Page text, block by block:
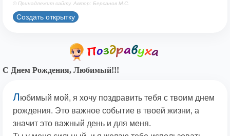
© Принадлежит сайту. Автор: Берсанов М.С.
Создать открытку
С Днем Рождения, Любимый!!!
Любимый мой, я хочу поздравить тебя с твоим днем
рождения. Это важное событие в твоей жизни, а
значит это важный день и для меня.